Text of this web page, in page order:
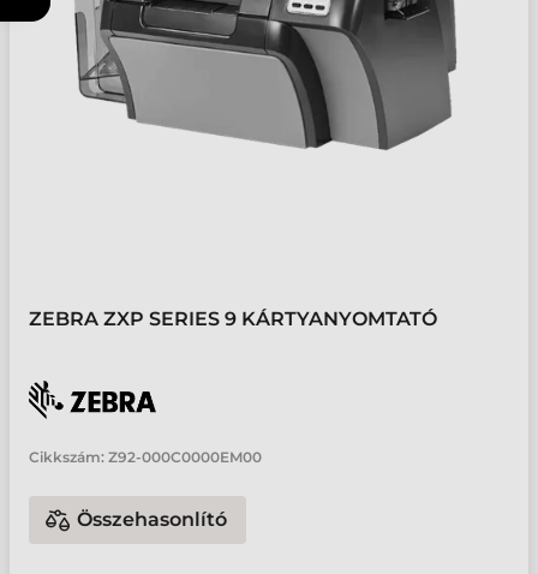
ZEBRA ZXP SERIES 9 KÁRTYANYOMTATÓ
Cikkszám: Z92-000C0000EM00
Összehasonlító